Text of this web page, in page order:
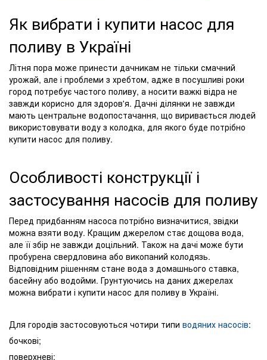
Як вибрати і купити насос для
поливу в Україні
Літня пора може принести дачникам не тільки смачний
урожай, але і проблеми з хребтом, адже в посушливі роки
город потребує частого поливу, а носити важкі відра не
завжди корисно для здоров'я. Дачні ділянки не завжди
мають центральне водопостачання, що виривається людей
використовувати воду з колодка, для якого буде потрібно
купити насос для поливу.
Особливості конструкції і
застосування насосів для поливу
Перед придбанням насоса потрібно визначитися, звідки
можна взяти воду. Кращим джерелом стає дощова вода,
але її збір не завжди доцільний. Також на дачі може бути
пробурена свердловина або викопаний колодязь.
Відповідним рішенням стане вода з домашнього ставка,
басейну або водойми. Грунтуючись на даних джерелах
можна вибрати і купити насос для поливу в Україні.
Для городів застосовуються чотири типи водяних насосів:
бочкові;
поверхневі;